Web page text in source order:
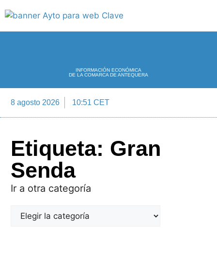
INFORMACIÓN ECONÓMICA
DE LA COMARCA DE ANTEQUERA
8 agosto 2026 10:51 CET
Etiqueta: Gran
Senda
Ir a otra categoría